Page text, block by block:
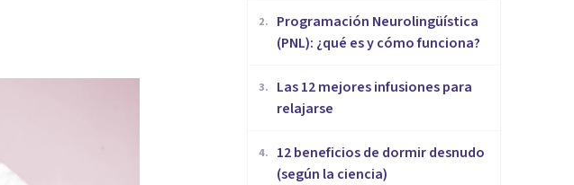
2.
Programación Neurolingüística
(PNL): ¿qué es y cómo funciona?
3.
​Las 12 mejores infusiones para
relajarse
4.
12 beneficios de dormir desnudo
(según la ciencia)